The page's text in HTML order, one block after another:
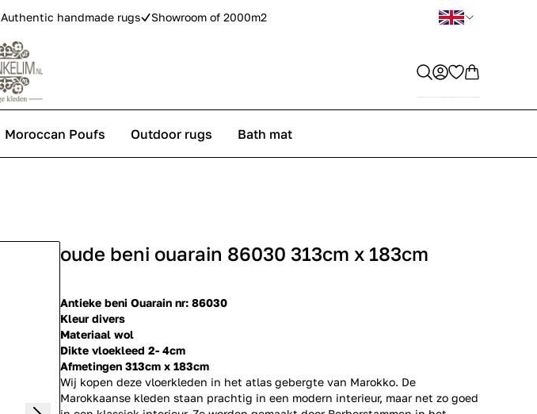
Authentic handmade rugs Showroom of 2000m2
Moroccan Poufs Outdoor rugs Bath mat
oude beni ouarain 86030 313cm x 183cm
Antieke beni Ouarain nr: 86030
Kleur divers
Materiaal wol
Dikte vloekleed 2- 4cm
Afmetingen 313cm x 183cm
Wij kopen deze vloerkleden in het atlas gebergte van Marokko. De
Marokkaanse kleden staan prachtig in een modern interieur, maar net zo goed